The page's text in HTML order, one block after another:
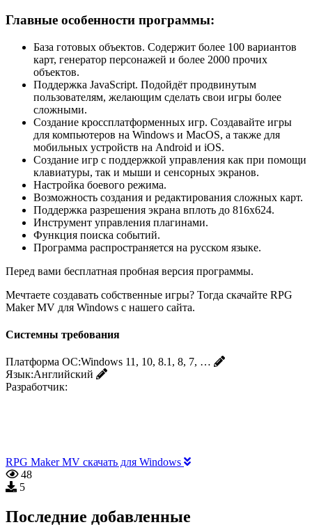
Главные особенности программы:
База готовых объектов. Содержит более 100 вариантов
карт, генератор персонажей и более 2000 прочих
объектов.
Поддержка JavaScript. Подойдёт продвинутым
пользователям, желающим сделать свои игры более
сложными.
Создание кроссплатформенных игр. Создавайте игры
для компьютеров на Windows и MacOS, а также для
мобильных устройств на Android и iOS.
Создание игр с поддержкой управления как при помощи
клавиатуры, так и мыши и сенсорных экранов.
Настройка боевого режима.
Возможность создания и редактирования сложных карт.
Поддержка разрешения экрана вплоть до 816x624.
Инструмент управления плагинами.
Функция поиска событий.
Программа распространяется на русском языке.
Перед вами бесплатная пробная версия программы.
Мечтаете создавать собственные игры? Тогда скачайте RPG
Maker MV для Windows с нашего сайта.
Системны требования
Платформа ОС:Windows 11, 10, 8.1, 8, 7, …
Язык:Английский
Разработчик:
RPG Maker MV скачать для Windows
48
5
Последние добавленные